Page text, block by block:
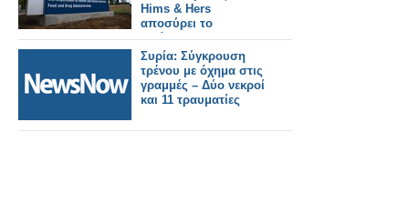
Hims & Hers
αποσύρει το
αντίγραφο του
Wegovy
Συρία: Σύγκρουση
τρένου με όχημα στις
γραμμές – Δύο νεκροί
και 11 τραυματίες